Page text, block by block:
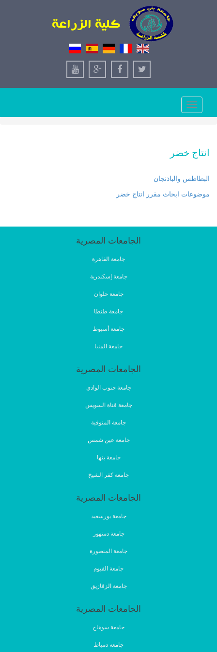
Toggle
navigation
انتاج خضر
البطاطس والباذنجان
موضوعات ابحاث مقرر انتاج خضر
الجامعات المصرية
جامعة القاهرة
جامعة إسكندرية
جامعة حلوان
جامعة طنطا
جامعة أسيوط
جامعة المنيا
الجامعات المصرية
جامعة جنوب الوادي
جامعة قناة السويس
جامعة المنوفية
جامعة عين شمس
جامعة بنها
جامعة كفر الشيخ
الجامعات المصرية
جامعة بورسعيد
جامعة دمنهور
جامعة المنصورة
جامعة الفيوم
جامعة الزقازيق
الجامعات المصرية
جامعة سوهاج
جامعة دمياط